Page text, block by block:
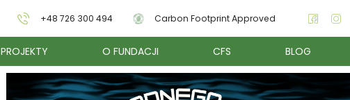
+48 726 300 494 Carbon Footprint Approved
PROJEKTY O FUNDACJI CFS BLOG